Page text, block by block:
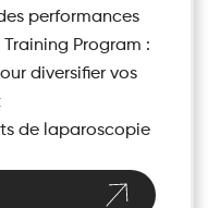
performances
Program :
diversifier vos
de laparoscopie